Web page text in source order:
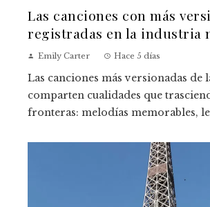
Las canciones con más
registradas en la industria
Emily Carter Hace 5 días
Las canciones más versionadas de
comparten cualidades que
fronteras: melodías memorables,